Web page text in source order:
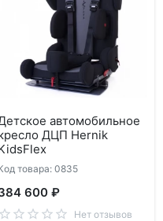
автомобильное
ДЦП Hernik
товара: 0835
600 ₽
Нет отзывов